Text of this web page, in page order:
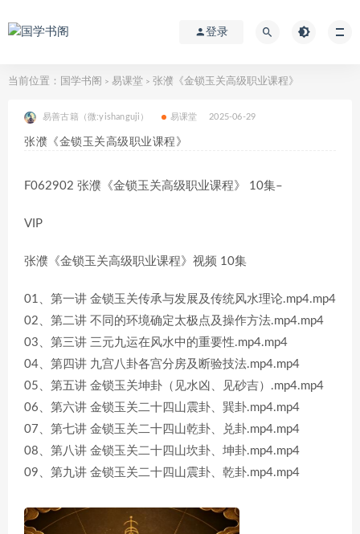
登录
当前位置： 国学书阁 > 易课堂 > 张濮《金锁玉关高级职业课程》
易善古籍（微:yishanguji） 易课堂 2025-06-29
张濮《金锁玉关高级职业课程》
F062902 张濮《金锁玉关高级职业课程》 10集–
VIP
张濮《金锁玉关高级职业课程》视频 10集
01、第一讲 金锁玉关传承与发展及传统风水理论.mp4.mp4
02、第二讲 不同的环境确定太极点及操作方法.mp4.mp4
03、第三讲 三元九运在风水中的重要性.mp4.mp4
04、第四讲 九宫八卦各宫分房及断验技法.mp4.mp4
05、第五讲 金锁玉关坤卦（见水凶、见砂吉）.mp4.mp4
06、第六讲 金锁玉关二十四山震卦、巽卦.mp4.mp4
07、第七讲 金锁玉关二十四山乾卦、兑卦.mp4.mp4
08、第八讲 金锁玉关二十四山坎卦、坤卦.mp4.mp4
09、第九讲 金锁玉关二十四山震卦、乾卦.mp4.mp4